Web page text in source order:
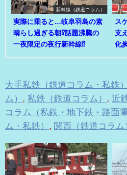
新幹線（鉄道コラム）
実際に乗ると…岐阜羽島の素
晴らし過ぎる朝⁉話題沸騰の
一夜限定の夜行新幹線⁉
ス
支
化
大手私鉄（鉄道コラム・私鉄）
ム） , 私鉄（鉄道コラム） , 近
コラム（私鉄・地下鉄・路面電
ム・私鉄） , 関西（鉄道コラム